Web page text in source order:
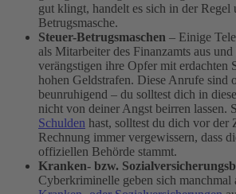
gut klingt, handelt es sich in der Regel
Betrugsmasche.
Steuer-Betrugsmaschen – Einige
als Mitarbeiter des Finanzamts aus
verängstigen ihre Opfer mit erdachten
hohen Geldstrafen. Diese Anrufe sind
beunruhigend – du solltest dich in
nicht von deiner Angst beirren lassen.
Schulden hast, solltest du dich vor der
Rechnung immer vergewissern, dass
offiziellen Behörde stammt.
Kranken- bzw.
Cyberkriminelle geben sich manchmal